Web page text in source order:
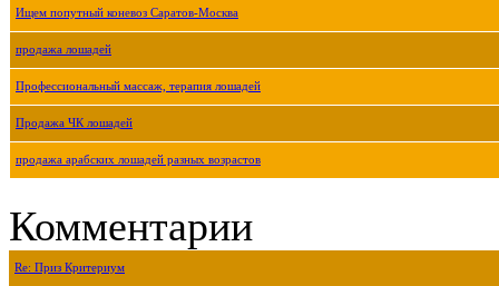
Ищем попутный коневоз Саратов-Москва
продажа лошадей
Профессиональный массаж, терапия лошадей
Продажа ЧК лошадей
продажа арабских лошадей разных возрастов
Комментарии
Re: Приз Критериум